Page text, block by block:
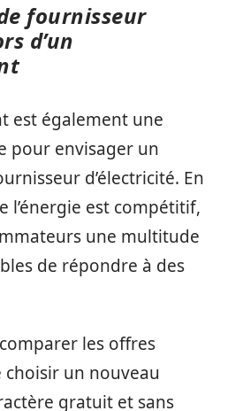
fournisseur
d’un
est également une
pour envisager un
d’électricité. En
l’énergie est compétitif,
une multitude
de répondre à des
les offres
choisir un nouveau
gratuit et sans